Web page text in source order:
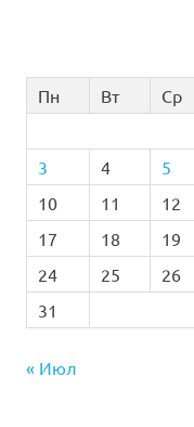
Пн
Вт Ср
3
4 5
10
11 12
17
18 19
24
25 26
31
« Июл